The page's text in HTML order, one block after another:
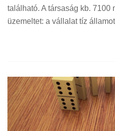
található. A társaság kb. 7100
üzemeltet: a vállalat tíz